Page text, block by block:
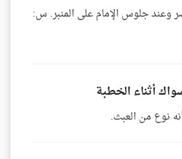
وعند جلوس الإمام على المنبر. س:
أثناء الخطبة
نوع من العبث.